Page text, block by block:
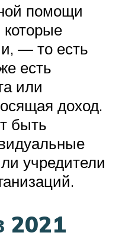
помощи
которые
— то есть
есть
или
доход.
быть
учредители
2021